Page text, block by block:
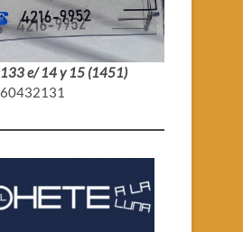
133 e/ 14 y 15 (1451)